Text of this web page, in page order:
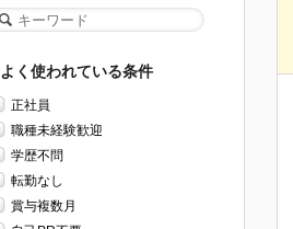
よく使われている条件
正社員
職種未経験歓迎
学歴不問
転勤なし
賞与複数月